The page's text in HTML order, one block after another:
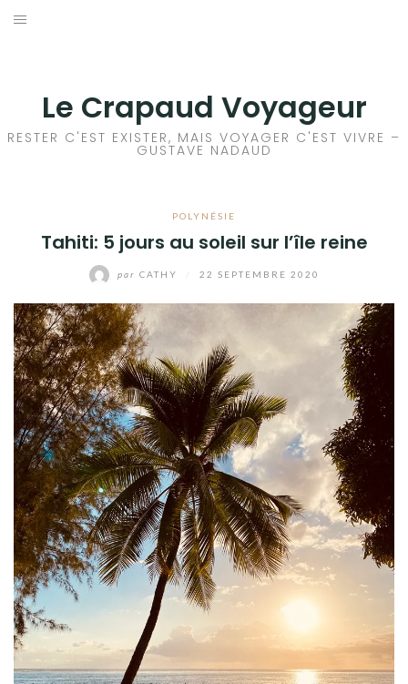
Aller
Le Crapaud Voyageur
RESTER C'EST EXISTER, MAIS VOYAGER C'EST VIVRE –
GUSTAVE NADAUD
POLYNÉSIE
Tahiti: 5 jours au soleil sur l’île reine
par CATHY 22 SEPTEMBRE 2020
EUROPE
AMÉRIQUE DU NORD
AMÉRIQUE CENTRALE
AMÉRIQUE DU SUD
TOUR DU MONDE 2020-2021
CONTACT